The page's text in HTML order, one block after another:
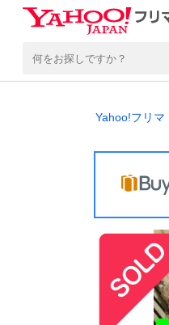
Yahoo!フリマ